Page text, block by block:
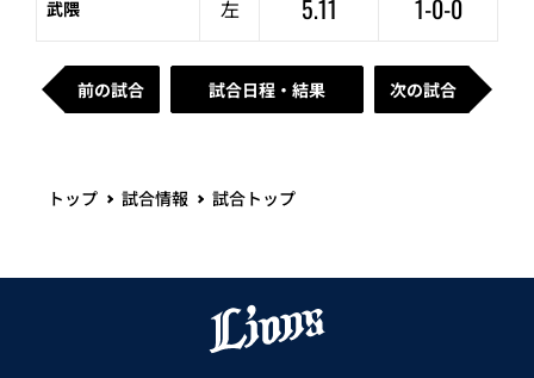
武隈 左 5.11 1-0-0
前の試合 試合日程・結果 次の試合
トップ 試合情報 試合トップ